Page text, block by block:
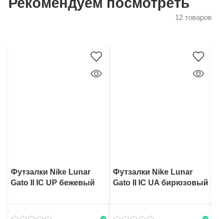
12 товаров
Футзалки Nike Lunar
Gato II IC UP бежевый
Футзалки Nike Lunar
Gato II IC UA бирюзовый